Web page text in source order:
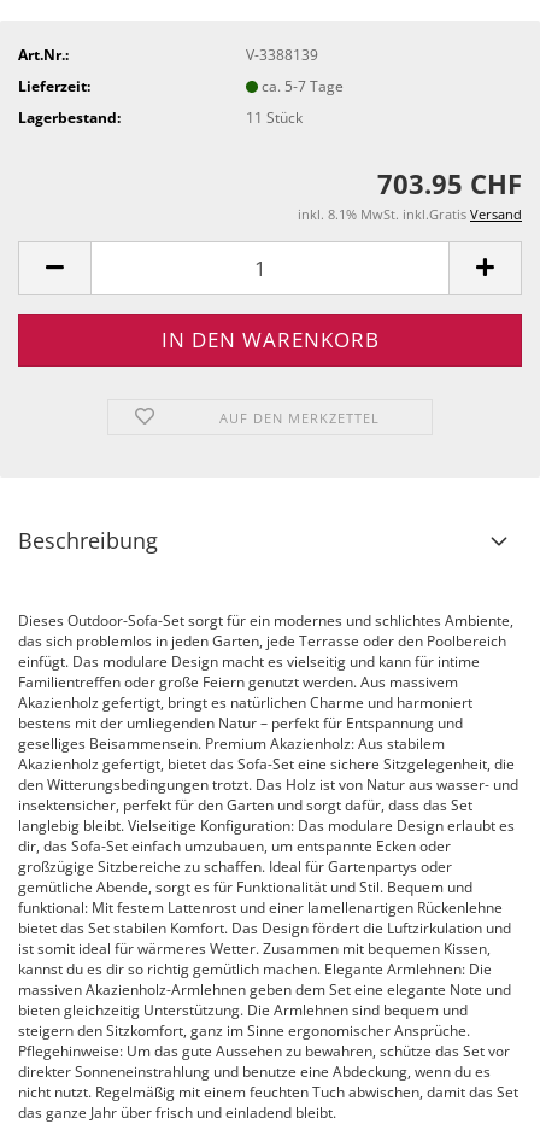
Art.Nr.:
V-3388139
Lieferzeit:
ca. 5-7 Tage
Lagerbestand:
11Stück
703.95 CHF
inkl. 8.1% MwSt. inkl.Gratis Versand
AUF DEN MERKZETTEL
Beschreibung
Dieses Outdoor-Sofa-Set sorgt für ein modernes und schlichtes Ambiente,
das sich problemlos in jeden Garten, jede Terrasse oder den Poolbereich
einfügt. Das modulare Design macht es vielseitig und kann für intime
Familientreffen oder große Feiern genutzt werden. Aus massivem
Akazienholz gefertigt, bringt es natürlichen Charme und harmoniert
bestens mit der umliegenden Natur – perfekt für Entspannung und
geselliges Beisammensein. Premium Akazienholz: Aus stabilem
Akazienholz gefertigt, bietet das Sofa-Set eine sichere Sitzgelegenheit, die
den Witterungsbedingungen trotzt. Das Holz ist von Natur aus wasser- und
insektensicher, perfekt für den Garten und sorgt dafür, dass das Set
langlebig bleibt. Vielseitige Konfiguration: Das modulare Design erlaubt es
dir, das Sofa-Set einfach umzubauen, um entspannte Ecken oder
großzügige Sitzbereiche zu schaffen. Ideal für Gartenpartys oder
gemütliche Abende, sorgt es für Funktionalität und Stil. Bequem und
funktional: Mit festem Lattenrost und einer lamellenartigen Rückenlehne
bietet das Set stabilen Komfort. Das Design fördert die Luftzirkulation und
ist somit ideal für wärmeres Wetter. Zusammen mit bequemen Kissen,
kannst du es dir so richtig gemütlich machen. Elegante Armlehnen: Die
massiven Akazienholz-Armlehnen geben dem Set eine elegante Note und
bieten gleichzeitig Unterstützung. Die Armlehnen sind bequem und
steigern den Sitzkomfort, ganz im Sinne ergonomischer Ansprüche.
Pflegehinweise: Um das gute Aussehen zu bewahren, schütze das Set vor
direkter Sonneneinstrahlung und benutze eine Abdeckung, wenn du es
nicht nutzt. Regelmäßig mit einem feuchten Tuch abwischen, damit das Set
das ganze Jahr über frisch und einladend bleibt.